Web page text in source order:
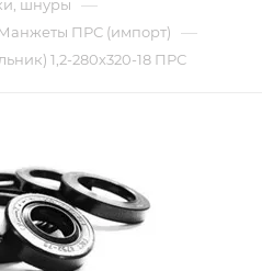
шнуры —
ПРС (импорт) —
1,2-280х320-18 ПРС